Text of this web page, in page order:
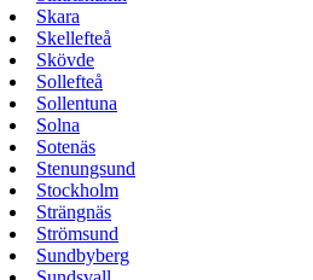
Skara
Skellefteå
Skövde
Sollefteå
Sollentuna
Solna
Sotenäs
Stenungsund
Stockholm
Strängnäs
Strömsund
Sundbyberg